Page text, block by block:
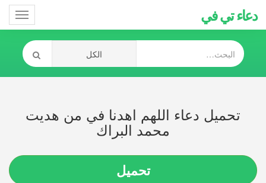
دعاء تي في
تحميل دعاء اللهم اهدنا في من هديت
محمد البراك
تحميل